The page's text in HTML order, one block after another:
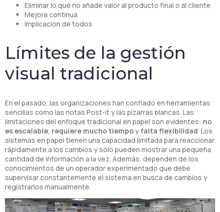
Eliminar lo que no añade valor al producto final o al cliente
Mejora continua
Implicación de todos
Límites de la gestión
visual tradicional
En el pasado, las organizaciones han confiado en herramientas
sencillas como las notas Post-it y las pizarras blancas. Las
limitaciones del enfoque tradicional en papel son evidentes: no
es escalable, requiere mucho tiempo yfalta flexibilidad. Los
sistemas en papel tienen una capacidad limitada para reaccionar
rápidamente a los cambios y sólo pueden mostrar una pequeña
cantidad de información a la vez. Además, dependen de los
conocimientos de un operador experimentado que debe
supervisar constantemente el sistema en busca de cambios y
registrarlos manualmente.